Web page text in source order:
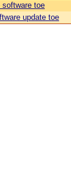
software toe
update toe